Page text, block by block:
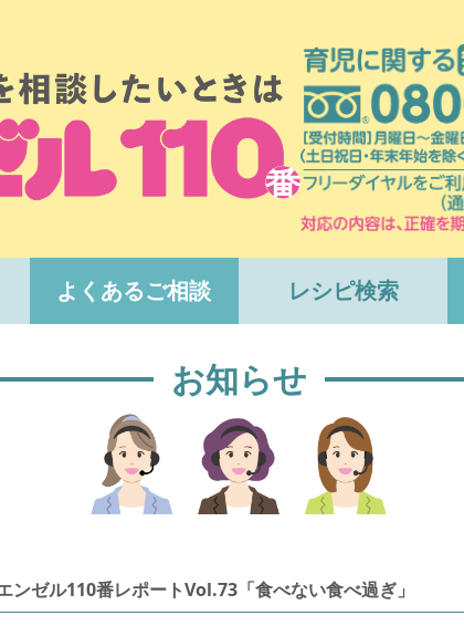
よくあるご相談 レシピ検索
お知らせ
ンゼル110番レポートVol.73「食べない食べ過ぎ」